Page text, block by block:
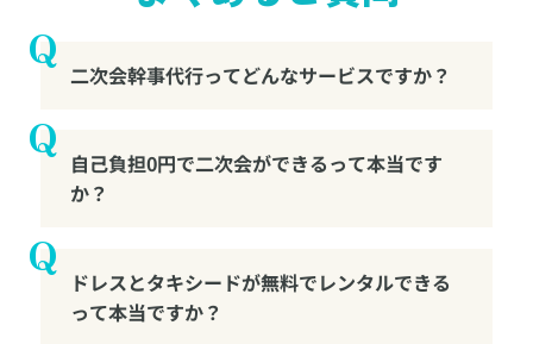
二次会幹事代行ってどんなサービスですか？
自己負担0円で二次会ができるって本当です
か？
ドレスとタキシードが無料でレンタルできる
って本当ですか？